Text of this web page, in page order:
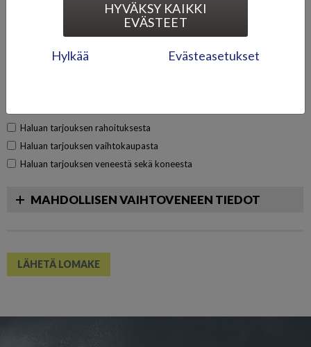
Haluan tarjouksen rahoituksesta
Haluan tarjouksen vaihtokaupasta
Haluan tarjouksen veneestä sekä koneesta
MAHDOLLISEN VAIHTOVENEEN TIEDOT
LÄHETÄ LOMAKE
HYVÄKSY KAIKKI
EVÄSTEET
Hylkää Evästeasetukset